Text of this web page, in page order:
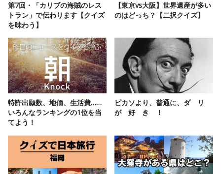
第7回・「カリブの海賊のレス
トラン」で伝わります【クイズ
を味わう】
【東京vs大阪】世界遺産が多い
のはどっち？【二択クイズ】
特許出願数、地価、生活費……
いろんなランキングの1位を当
てよう！
ピカソより、普通に、ダ リ
が 好 き ！